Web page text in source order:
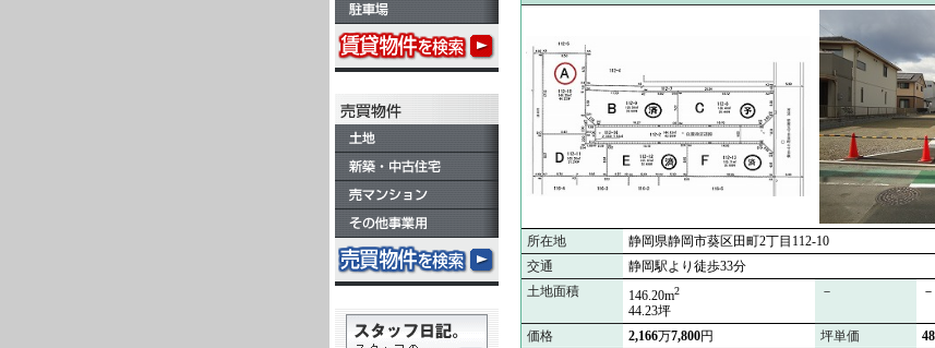
所在地
静岡県静岡市葵区田町2丁目112-10
交通
静岡駅より徒歩33分
土地面積
146.20m2
44.23坪
－ －
価格 2,166万7,800円 坪単価